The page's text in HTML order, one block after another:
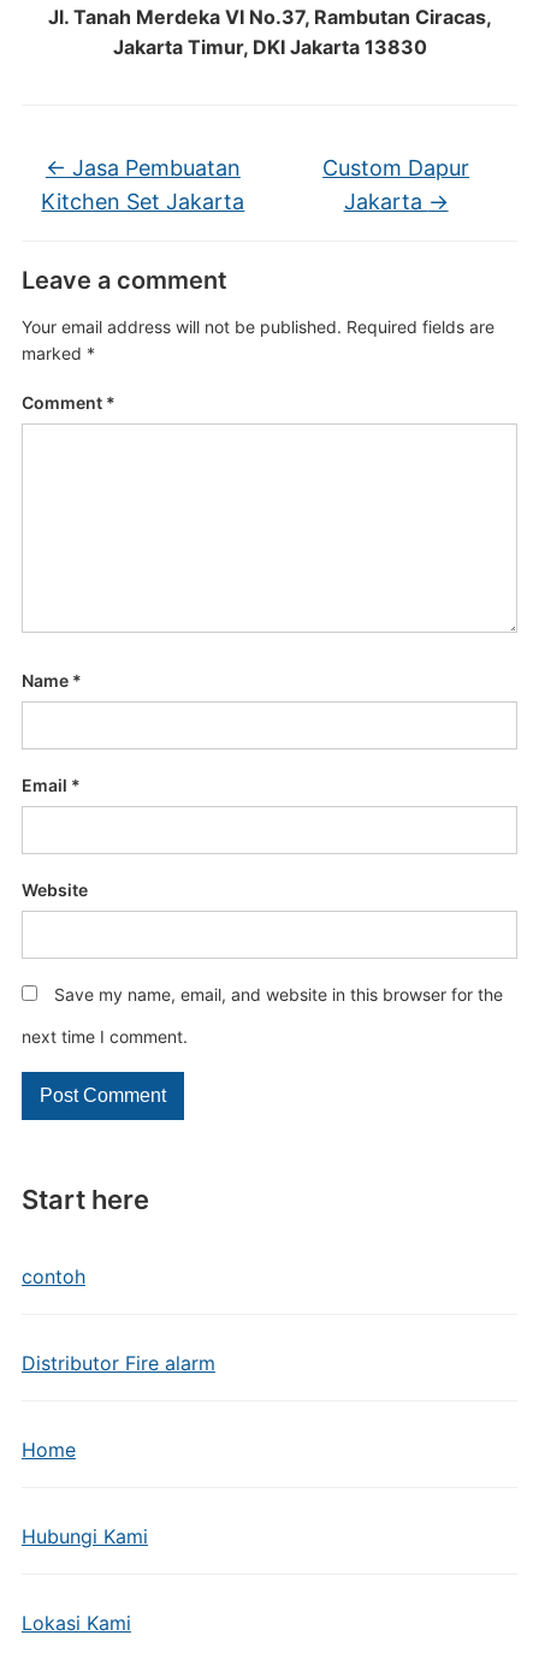
Start here
contoh
Distributor Fire alarm
Home
Hubungi Kami
Lokasi Kami
Jl. Tanah Merdeka VI No.37, Rambutan Ciracas,
Jakarta Timur, DKI Jakarta 13830
← Jasa Pembuatan
Kitchen Set Jakarta
Custom Dapur
Jakarta →
Leave a comment
Your email address will not be published. Required fields are
marked *
Comment *
Name *
Email *
Website
Save my name, email, and website in this browser for the
next time I comment.